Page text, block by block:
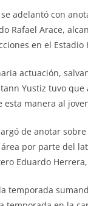
adelantó con
Rafael Arace,
en el Estadio
actuación,
Yustiz tuvo
manera al
de anotar
por parte del
Eduardo
temporada